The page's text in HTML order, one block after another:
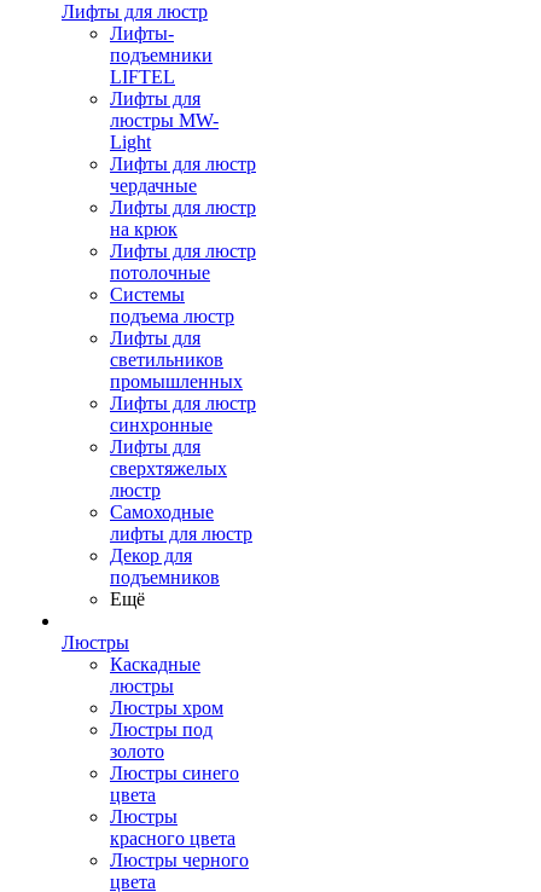
Лифты для люстр
Лифты-
подъемники
LIFTEL
Лифты для
люстры MW-
Light
Лифты для люстр
чердачные
Лифты для люстр
на крюк
Лифты для люстр
потолочные
Системы
подъема люстр
Лифты для
светильников
промышленных
Лифты для люстр
синхронные
Лифты для
сверхтяжелых
люстр
Самоходные
лифты для люстр
Декор для
подъемников
Ещё
Люстры
Каскадные
люстры
Люстры хром
Люстры под
золото
Люстры синего
цвета
Люстры
красного цвета
Люстры черного
цвета